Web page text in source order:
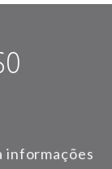
informações